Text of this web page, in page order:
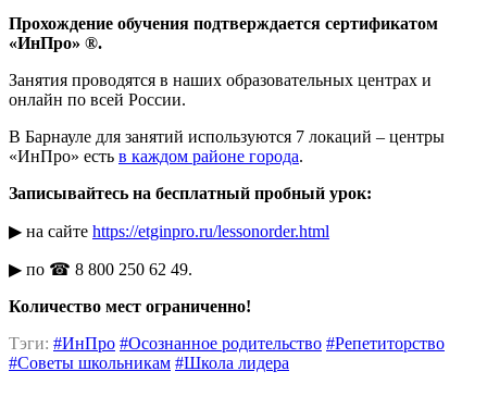
Прохождение обучения подтверждается сертификатом
«ИнПро» ®.
Занятия проводятся в наших образовательных центрах и
онлайн по всей России.
В Барнауле для занятий используются 7 локаций – центры
«ИнПро» есть в каждом районе города.
Записывайтесь на бесплатный пробный урок:
▶ на сайте https://etginpro.ru/lessonorder.html
▶ по ☎ 8 800 250 62 49.
Количество мест ограниченно!
Тэги: #ИнПро #Осознанное родительство #Репетиторство
#Советы школьникам #Школа лидера